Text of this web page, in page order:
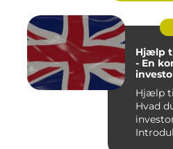
Hjælp
- En
Hjælp
Hvad